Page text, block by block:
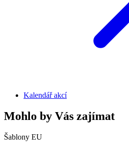
Kalendář akcí
Mohlo by Vás zajímat
Šablony EU